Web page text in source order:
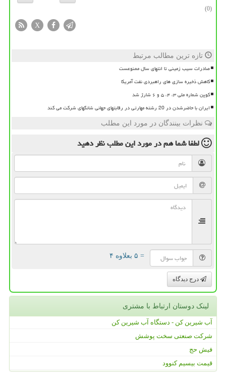
(0)
X
تازه ترین مطالب مرتبط
صادرات سیب زمینی تا انتهای سال ممنوعست
کاهش ذخیره سازی های راهبردی نفت آمریکا
کوپن شماره ملی ۳، ۴، ۵ و ۶ شارژ شد
ایران با حاضرشدن در 20 رشته مهارتی در رقابتهای جهانی شانگهای شرکت می کند
نظرات بینندگان در مورد این مطلب
لطفا شما همدر مورد این مطلبنظر دهید
= ۵ بعلاوه ۴
درج دیدگاه
لینک دوستان ارتباط با مشتری
آب شیرین کن - دستگاه آب شیرین کن
شرکت صنعتی سخت پوشش
فیش حج
قیمت بیسیم کنوود